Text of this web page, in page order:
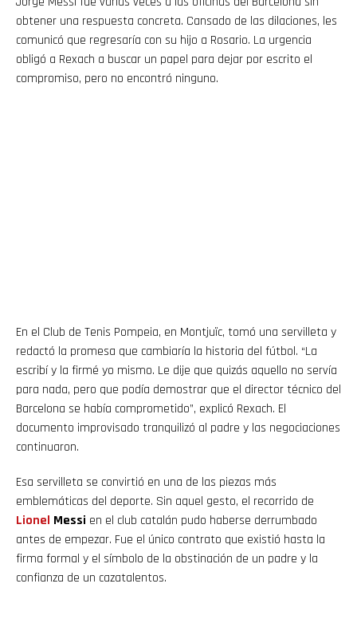
obtener una respuesta concreta. Cansado de las dilaciones, les
comunicó que regresaría con su hijo a Rosario. La urgencia
obligó a Rexach a buscar un papel para dejar por escrito el
compromiso, pero no encontró ninguno.
En el Club de Tenis Pompeia, en Montjuïc, tomó una servilleta y
redactó la promesa que cambiaría la historia del fútbol. “La
escribí y la firmé yo mismo. Le dije que quizás aquello no servía
para nada, pero que podía demostrar que el director técnico del
Barcelona se había comprometido”, explicó Rexach. El
documento improvisado tranquilizó al padre y las negociaciones
continuaron.
Esa servilleta se convirtió en una de las piezas más
emblemáticas del deporte. Sin aquel gesto, el recorrido de
Lionel Messi en el club catalán pudo haberse derrumbado
antes de empezar. Fue el único contrato que existió hasta la
firma formal y el símbolo de la obstinación de un padre y la
confianza de un cazatalentos.